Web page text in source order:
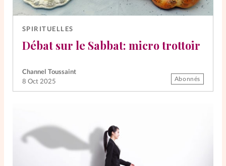
SPIRITUELLES
Débat sur le Sabbat: micro trottoir
Channel Toussaint
8 Oct 2025
Abonnés